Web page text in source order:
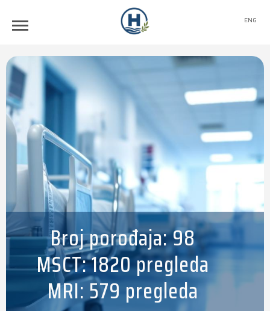
ENG
Broj porođaja: 98
MSCT: 1820 pregleda
MRI: 579 pregleda